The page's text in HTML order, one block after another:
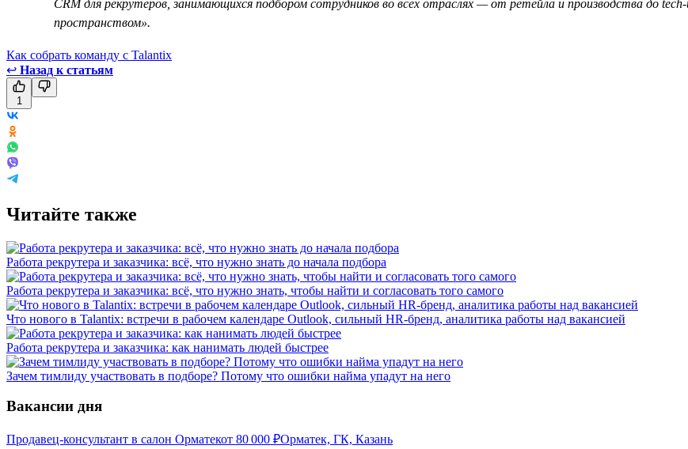
CRM для рекрутеров, занимающихся подбором сотрудников во всех отраслях — от ретейла и производства до
пространством».
Как собрать команду с Talantix
↩ Назад к статьям
1
Читайте также
Работа рекрутера и заказчика: всё, что нужно знать до начала подбора
Работа рекрутера и заказчика: всё, что нужно знать, чтобы найти и согласовать того самого
Что нового в Talantix: встречи в рабочем календаре Outlook, сильный HR-бренд, аналитика работы над вакансией
Работа рекрутера и заказчика: как нанимать людей быстрее
Зачем тимлиду участвовать в подборе? Потому что ошибки найма упадут на него
Вакансии дня
Продавец-консультант в салон Орматекот 80 000 ₽Орматек, ГК, Казань